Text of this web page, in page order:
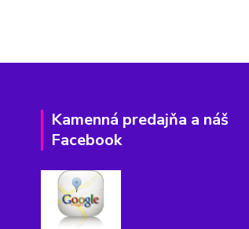
Kamenná predajňa a náš
Facebook